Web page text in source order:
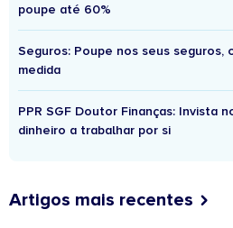
poupe até 60%
Seguros: Poupe nos seus seguros,
medida
PPR SGF Doutor Finanças: Invista
dinheiro a trabalhar por si
Artigos mais recentes